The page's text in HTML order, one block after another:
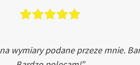
wymiary podane przeze mnie.